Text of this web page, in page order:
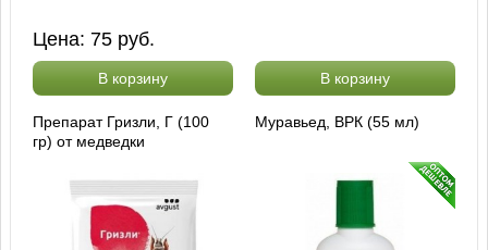
Цена: 75 руб.
В корзину В корзину
Препарат Гризли, Г (100
гр) от медведки
Муравьед, ВРК (55 мл)